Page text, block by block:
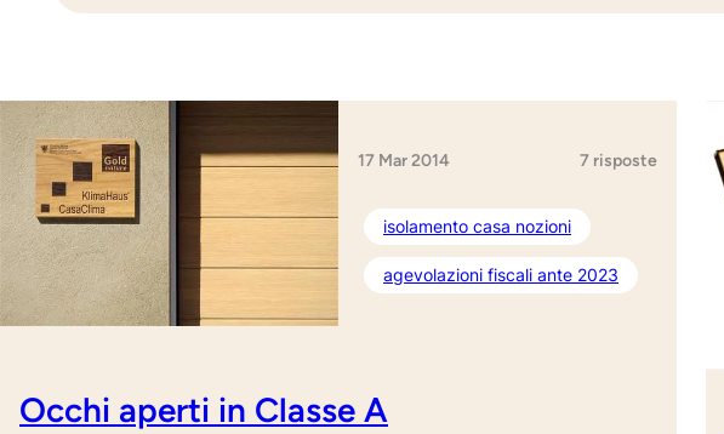
17 Mar 2014 7 risposte
isolamento casa nozioni
agevolazioni fiscali ante 2023
Occhi aperti in Classe A